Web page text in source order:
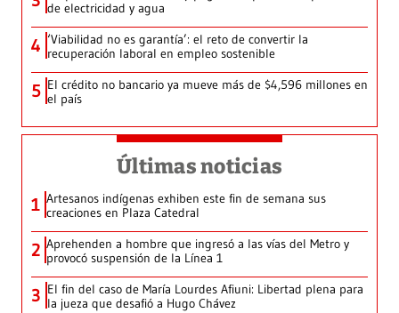
de electricidad y agua
4 ‘Viabilidad no es garantía’: el reto de convertir la
recuperación laboral en empleo sostenible
5 El crédito no bancario ya mueve más de $4,596 millones en
el país
Últimas noticias
1 Artesanos indígenas exhiben este fin de semana sus
creaciones en Plaza Catedral
2 Aprehenden a hombre que ingresó a las vías del Metro y
provocó suspensión de la Línea 1
3 El fin del caso de María Lourdes Afiuni: Libertad plena para
la jueza que desafió a Hugo Chávez